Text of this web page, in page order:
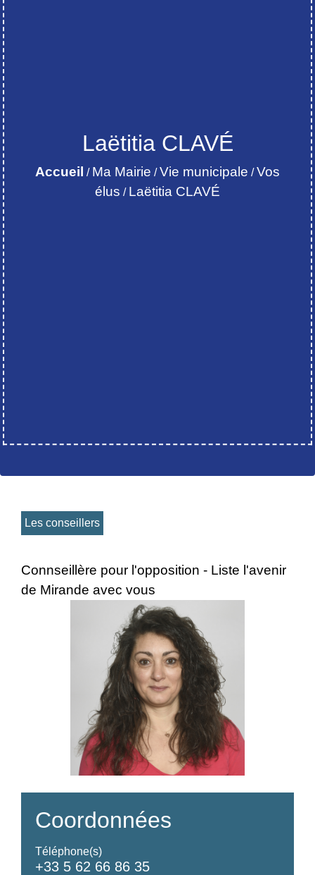
Laëtitia CLAVÉ
Accueil / Ma Mairie /Vie municipale /Vos
élus / Laëtitia CLAVÉ
Les conseillers
Connseillère pour l'opposition - Liste l'avenir
de Mirande avec vous
Coordonnées
Téléphone(s)
+33 5 62 66 86 35